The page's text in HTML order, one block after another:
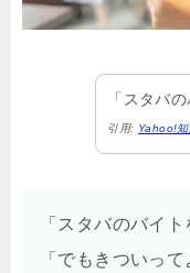
「スタバ
引用: Yahoo!知
「スタバのバイ
「でもきついっ